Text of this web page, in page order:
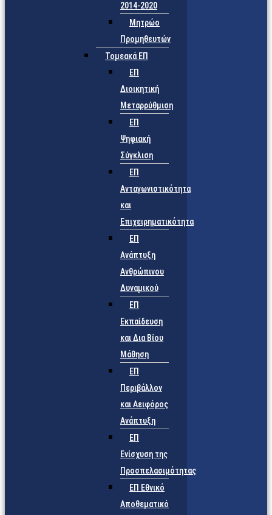
2014-2020
Μητρώο
Προμηθευτών
Τομεακά ΕΠ
ΕΠ
Διοικητική
Μεταρρύθμιση
ΕΠ
Ψηφιακή
Σύγκλιση
ΕΠ
Ανταγωνιστικότητα
και
Επιχειρηματικότητα
ΕΠ
Ανάπτυξη
Ανθρώπινου
Δυναμικού
ΕΠ
Εκπαίδευση
και Δια Βίου
Μάθηση
ΕΠ
Περιβάλλον
και Αειφόρος
Ανάπτυξη
ΕΠ
Ενίσχυση της
Προσπελασιμότητας
ΕΠ Εθνικό
Αποθεματικό